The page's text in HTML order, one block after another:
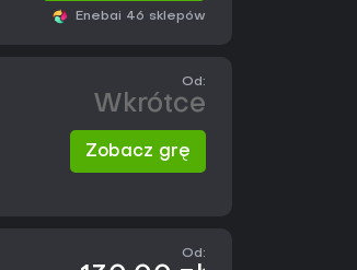
Enebai 46 sklepów
Od:
Wkrótce
Zobacz grę
Od: